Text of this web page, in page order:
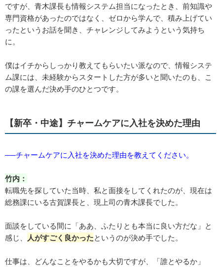
ですが、青木課長も情報システム担当になったとき、前知識や
専門資格があったのではなく、ゼロから学んで、積み上げてい
ったというお話を聞き、チャレンジしてみようという気持ち
に。
僕はイチからしっかり教えてもらいたい派なので、情報システ
ム課には、未経験からスタートした方が多いと聞いたのも、こ
の課を選んだ決め手のひとつです。
【新卒・中途】チャームケアに入社を決めた理由
──チャームケアに入社を決めた理由を教えてください。
竹内：
転職先を探していた当時、私と面接をしてくれたのが、現在は
総務課にいる古賀課長と、現上司の青木課長でした。
面談をしている間に「ああ、ふたりとも本当に良い方だな」と
感じ、
人がすごく良かったというのが決め手でした。
仕事は、どんなことをやるかも大切ですが、「誰とやるか」